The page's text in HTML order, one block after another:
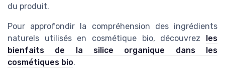
du produit.
Pour approfondir la compréhension des ingrédients
naturels utilisés en cosmétique bio, découvrez
les
bienfaits de la silice organique dans les
cosmétiques bio.